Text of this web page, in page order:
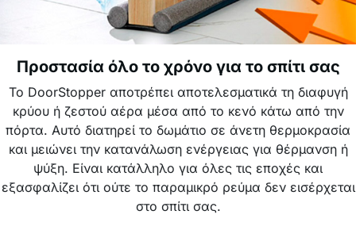
Προστασία όλο το χρόνο για το σπίτι σας
Το DoorStopper αποτρέπει αποτελεσματικά τη διαφυγή
κρύου ή ζεστού αέρα μέσα από το κενό κάτω από την
πόρτα. Αυτό διατηρεί το δωμάτιο σε άνετη θερμοκρασία
και μειώνει την κατανάλωση ενέργειας για θέρμανση ή
ψύξη. Είναι κατάλληλο για όλες τις εποχές και
εξασφαλίζει ότι ούτε το παραμικρό ρεύμα δεν εισέρχεται
στο σπίτι σας.